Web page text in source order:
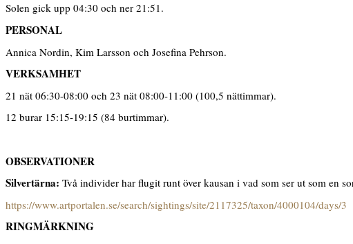
Solen gick upp 04:30 och ner 21:51.
PERSONAL
Annica Nordin, Kim Larsson och Josefina Pehrson.
VERKSAMHET
21 nät 06:30-08:00 och 23 nät 08:00-11:00 (100,5 nättimmar).
12 burar 15:15-19:15 (84 burtimmar).
OBSERVATIONER
Silvertärna: Två individer har flugit runt över kausan i vad som ser ut som en
https://www.artportalen.se/search/sightings/site/2117325/taxon/4000104/days/3
RINGMÄRKNING